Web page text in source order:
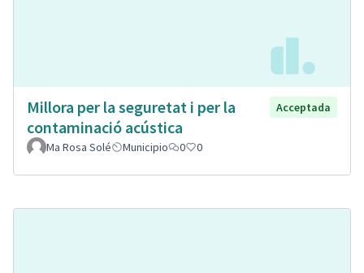
Millora per la seguretat i per la
contaminació acústica
Acceptada
Ma Rosa Solé Municipio 0 0